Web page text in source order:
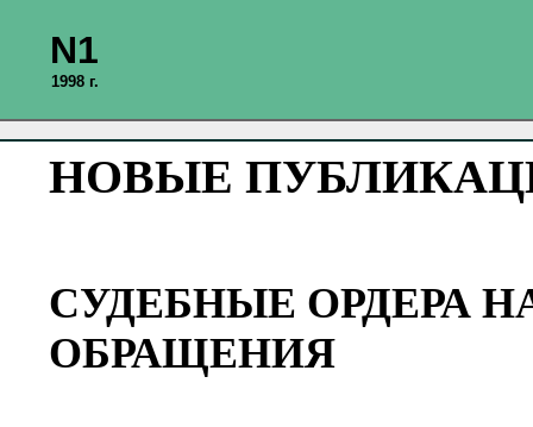
N1
1998 г.
НОВЫЕ
СУДЕБНЫЕ ОРДЕРА
ОБРАЩЕНИЯ